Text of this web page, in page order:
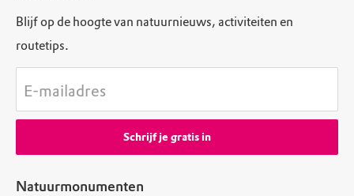
Natuurmonumenten
Blijf op de hoogte van natuurnieuws, activiteiten en
routetips.
E-mailadres
Schrijf je gratis in